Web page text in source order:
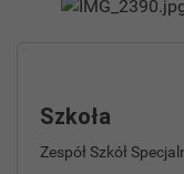
Szkoła
Zespół Szkół